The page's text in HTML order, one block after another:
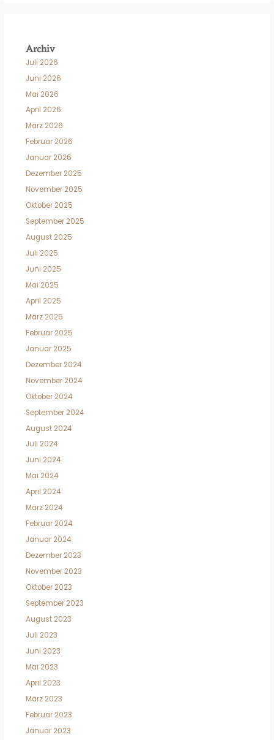
Archiv
Juli 2026
Juni 2026
Mai 2026
April 2026
März 2026
Februar 2026
Januar 2026
Dezember 2025
November 2025
Oktober 2025
September 2025
August 2025
Juli 2025
Juni 2025
Mai 2025
April 2025
März 2025
Februar 2025
Januar 2025
Dezember 2024
November 2024
Oktober 2024
September 2024
August 2024
Juli 2024
Juni 2024
Mai 2024
April 2024
März 2024
Februar 2024
Januar 2024
Dezember 2023
November 2023
Oktober 2023
September 2023
August 2023
Juli 2023
Juni 2023
Mai 2023
April 2023
März 2023
Februar 2023
Januar 2023